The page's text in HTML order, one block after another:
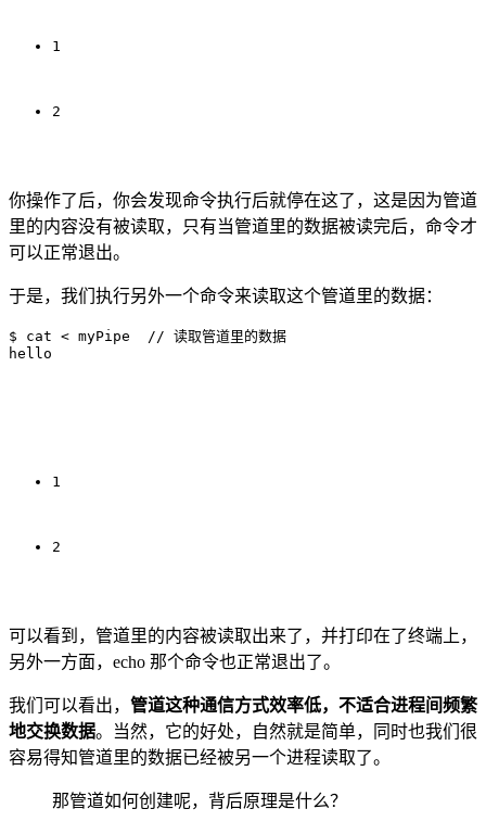
1
2
你操作了后，你会发现命令执行后就停在这了，这是因为管道
里的内容没有被读取，只有当管道里的数据被读完后，命令才
可以正常退出。
于是，我们执行另外一个命令来读取这个管道里的数据：
$ cat < myPipe  // 读取管道里的数据
1
2
可以看到，管道里的内容被读取出来了，并打印在了终端上，
另外一方面，echo 那个命令也正常退出了。
我们可以看出， 管道这种通信方式效率低，不适合进程间频繁
地交换数据。当然，它的好处，自然就是简单，同时也我们很
容易得知管道里的数据已经被另一个进程读取了。
那管道如何创建呢，背后原理是什么？